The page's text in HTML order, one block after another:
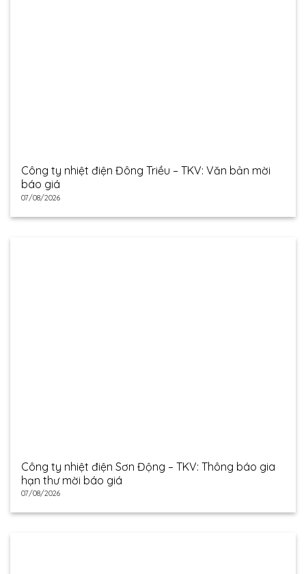
Công ty nhiệt điện Đông Triều – TKV: Văn bản mời
báo giá
07/08/2026
Công ty nhiệt điện Sơn Động – TKV: Thông báo gia
hạn thư mời báo giá
07/08/2026